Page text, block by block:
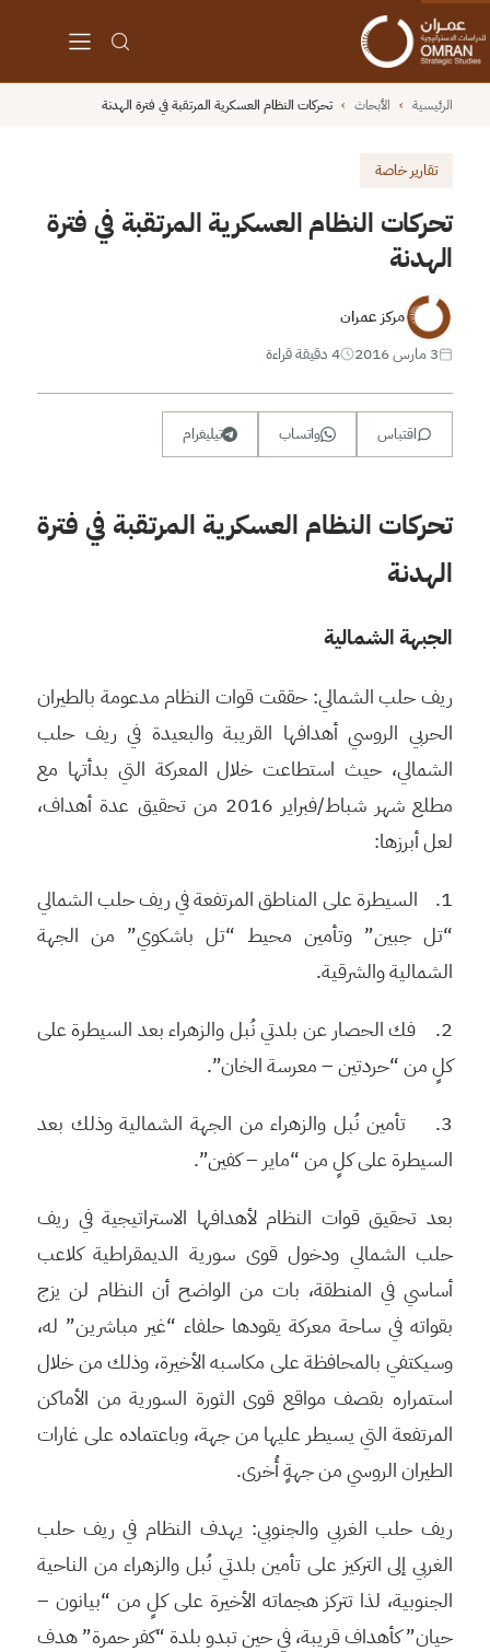
الرئيسية › الأبحاث › تحركات النظام العسكرية المرتقبة في فترة الهدنة
تقارير خاصة
تحركات النظام العسكرية المرتقبة في فترة
الهدنة
مركز عمران
3 مارس 2016
4 دقيقة قراءة
اقتباس واتساب تيليغرام
تحركات النظام العسكرية المرتقبة في فترة
الهدنة
الجبهة الشمالية
ريف حلب الشمالي: حققت قوات النظام مدعومة بالطيران
الحربي الروسي أهدافها القريبة والبعيدة في ريف حلب
الشمالي، حيث استطاعت خلال المعركة التي بدأتها مع
مطلع شهر شباط/فبراير 2016 من تحقيق عدة أهداف،
لعل أبرزها:
1. السيطرة على المناطق المرتفعة في ريف حلب الشمالي
“تل جبين” وتأمين محيط “تل باشكوي” من الجهة
الشمالية والشرقية.
2. فك الحصار عن بلدتي نُبل والزهراء بعد السيطرة على
كلٍ من “حردتين – معرسة الخان”.
3. تأمين نُبل والزهراء من الجهة الشمالية وذلك بعد
السيطرة على كلٍ من “ماير – كفين”.
بعد تحقيق قوات النظام لأهدافها الاستراتيجية في ريف
حلب الشمالي ودخول قوى سورية الديمقراطية كلاعب
أساسي في المنطقة، بات من الواضح أن النظام لن يزج
بقواته في ساحة معركة يقودها حلفاء “غير مباشرين” له،
وسيكتفي بالمحافظة على مكاسبه الأخيرة، وذلك من خلال
استمراره بقصف مواقع قوى الثورة السورية من الأماكن
المرتفعة التي يسيطر عليها من جهة، وباعتماده على غارات
الطيران الروسي من جهةٍ أُخرى.
ريف حلب الغربي والجنوبي: يهدف النظام في ريف حلب
الغربي إلى التركيز على تأمين بلدتي نُبل والزهراء من الناحية
الجنوبية، لذا تتركز هجماته الأخيرة على كلٍ من “بيانون –
حيان” كأهداف قريبة، في حين تبدو بلدة “كفر حمرة” هدف